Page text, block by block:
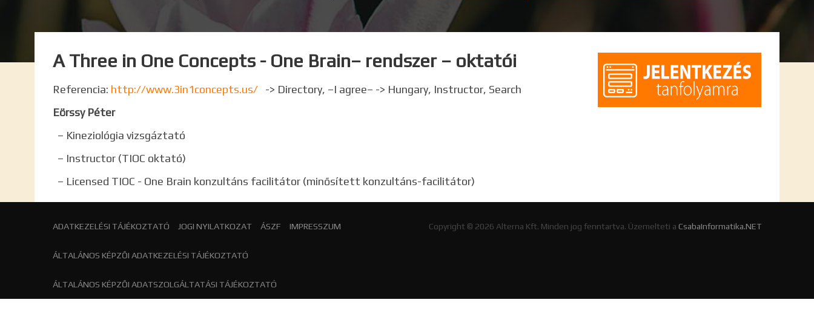
A Three in One Concepts - One Brain– rendszer – oktatói
Referencia: http://www.3in1concepts.us/ -> Directory, –I agree– -> Hungary, Instructor, Search
Eörssy Péter
– Kineziológia vizsgáztató
– Instructor (TIOC oktató)
– Licensed TIOC - One Brain konzultáns facilitátor (minősített konzultáns-facilitátor)
ADATKEZELÉSI TÁJÉKOZTATÓ JOGI NYILATKOZAT ÁSZF IMPRESSZUM
ÁLTALÁNOS KÉPZŐI ADATKEZELÉSI TÁJÉKOZTATÓ
ÁLTALÁNOS KÉPZŐI ADATSZOLGÁLTATÁSI TÁJÉKOZTATÓ
Copyright © 2026 Alterna Kft. Minden jog fenntartva. Üzemelteti a CsabaInformatika.NET